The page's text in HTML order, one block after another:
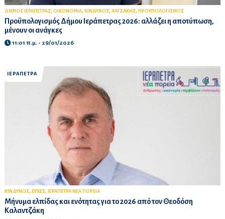
ΔΗΜΟΣ ΙΕΡΑΠΕΤΡΑΣ, ΟΙΚΟΝΟΜΙΑ, ΚΙΝΔΥΝΟΣ, ΧΑΤΖΑΚΗΣ, ΠΡΟΥΠΟΛΟΓΙΣΜΟΣ
Προϋπολογισμός Δήμου Ιεράπετρας 2026: αλλάζει η αποτύπωση,
μένουν οι ανάγκες
11:01 π.μ. - 29/01/2026
ΙΕΡΑΠΕΤΡΑ
ΚΙΝΔΥΝΟΣ, ΕΥΧΕΣ, ΙΕΡΑΠΕΤΡΑ ΝΕΑ ΠΟΡΕΙΑ
Μήνυμα ελπίδας και ενότητας για το 2026 από τον Θεοδόση
Καλαντζάκη